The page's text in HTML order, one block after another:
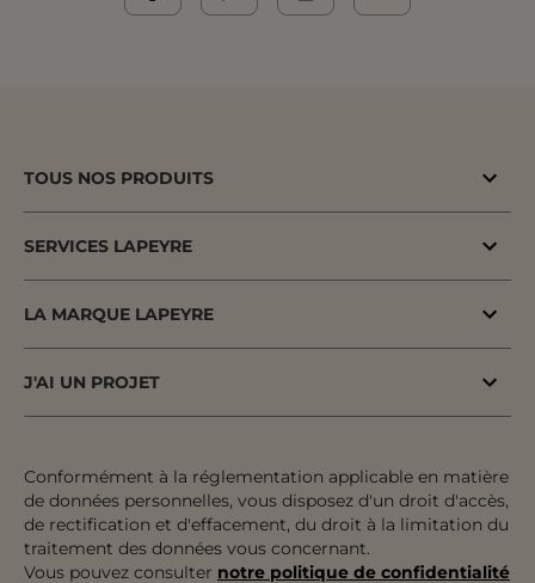
TOUS NOS PRODUITS
Cuisine & Electroménager
Salle de bains & WC
Escalier, Rampe & Main-courante
Jardin & Extérieur
Revêtement sol & mur
Équipement & Outil
SERVICES LAPEYRE
Conseil à domicile
Conseil en magasin
Financement
Le paiement en plusieurs fois
LA MARQUE LAPEYRE
Engagements pour tous
Développement durable
Recrutement
J'AI UN PROJET
Inspiration & Tendances
Préparer mon projet
Expertises & Tutoriels
Conformément à la réglementation applicable en matière
de données personnelles, vous disposez d'un droit d'accès,
de rectification et d'effacement, du droit à la limitation du
traitement des données vous concernant.
Vous pouvez consulter notre politique de confidentialité